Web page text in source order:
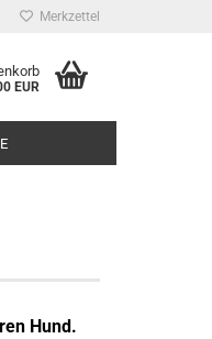
Merkzettel
EUR
Hund.